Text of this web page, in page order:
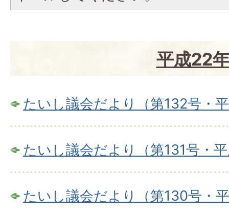
平成22
たいし議会だより（第132号・
たいし議会だより（第131号・
たいし議会だより（第130号・